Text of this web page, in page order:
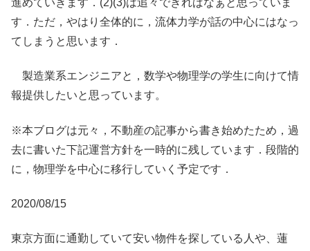
進めていきます．(2)(3)は追々できればなぁと思っていま
す．ただ，やはり全体的に，流体力学が話の中心にはなっ
てしまうと思います．
製造業系エンジニアと，数学や物理学の学生に向けて情
報提供したいと思っています。
※本ブログは元々，不動産の記事から書き始めたため，過
去に書いた下記運営方針を一時的に残しています．段階的
に，物理学を中心に移行していく予定です．
2020/08/15
東京方面に通勤していて安い物件を探している人や、蓮